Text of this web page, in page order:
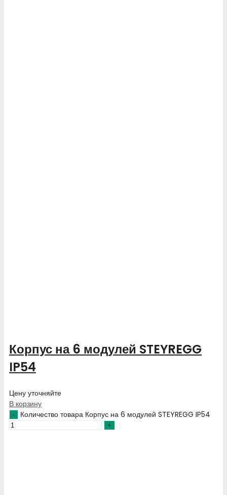
Корпус на 6 модулей STEYREGG
IP54
Цену уточняйте
В корзину
Количество товара Корпус на 6 модулей STEYREGG IP54